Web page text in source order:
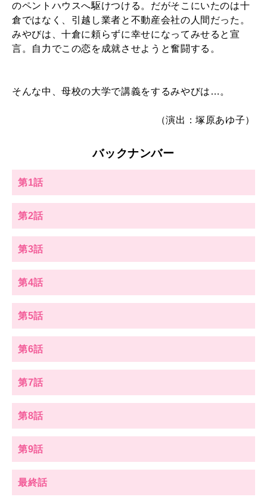
のペントハウスへ駆けつける。だがそこにいたのは十
倉ではなく、引越し業者と不動産会社の人間だった。
みやびは、十倉に頼らずに幸せになってみせると宣
言。自力でこの恋を成就させようと奮闘する。
そんな中、母校の大学で講義をするみやびは…。
（演出：塚原あゆ子）
バックナンバー
第1話
第2話
第3話
第4話
第5話
第6話
第7話
第8話
第9話
最終話